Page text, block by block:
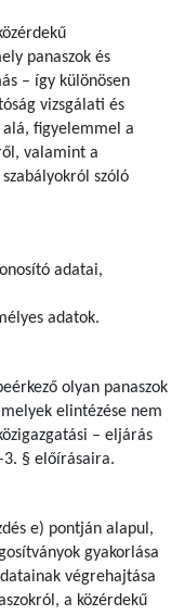
panaszok és
– így különösen
vizsgálati és
figyelemmel a
valamint a
szóló
adatai,
adatok.
olyan panaszok
elintézése nem
– eljárás
§ előírásaira.
e) pontján alapul,
gyakorlása
végrehajtása
a közérdekű